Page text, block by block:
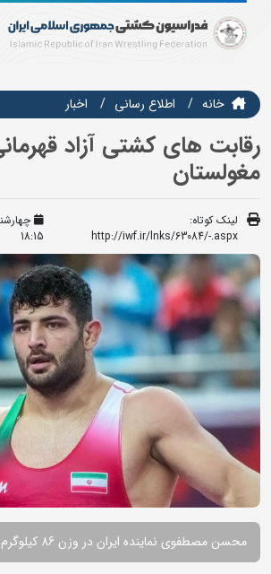
خانه اطلاع رسانی اخبار
رقابت های کشتی آزاد
مغولستان
لینک کوتاه:
http://iwf.ir/lnks/63084/-.aspx
چهارشنبه ۱۸
18:15
محسن مصطفوی نماینده ایران در وزن 86 کیلوگرم شد